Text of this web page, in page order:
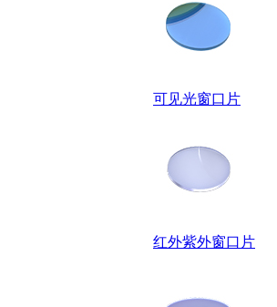
可见光窗口片
红外紫外窗口片